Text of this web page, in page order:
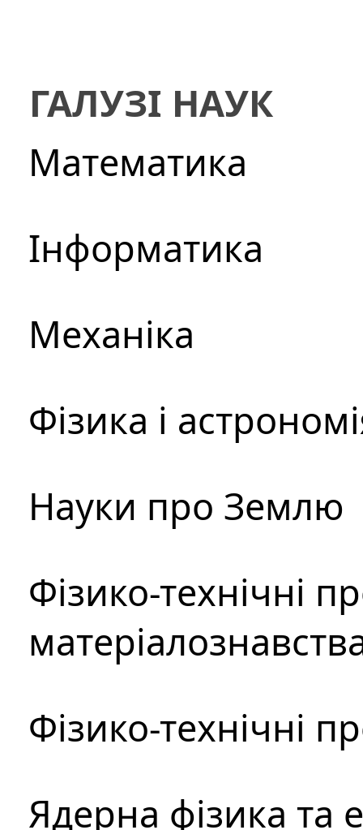
ГАЛУЗІ НАУК
Математика
Інформатика
Механіка
Фізика і
Науки про Землю
Фізико-технічні
Фізико-технічні
Ядерна фізика та